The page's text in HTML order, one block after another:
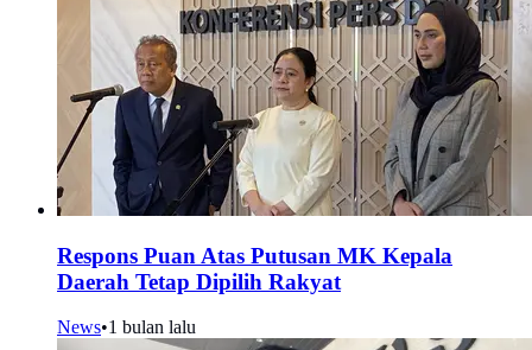
Respons Puan Atas Putusan MK Kepala
Daerah Tetap Dipilih Rakyat
News•1 bulan lalu